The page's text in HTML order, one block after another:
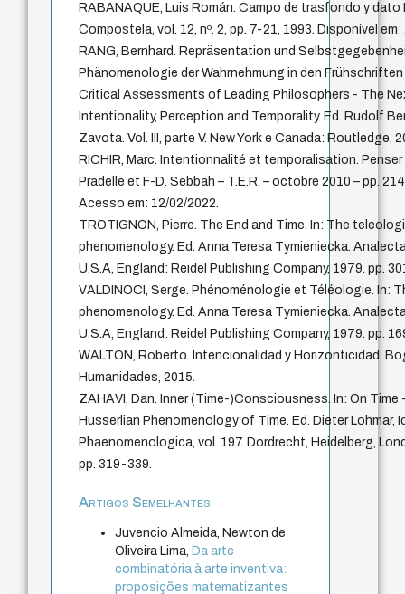
RABANAQUE, Luis Román. Campo de trasfondo y
Compostela, vol. 12, nº. 2, pp. 7-21, 1993. Disponível
RANG, Bernhard. Repräsentation und
Phänomenologie der Wahrnehmung in den
Critical Assessments of Leading Philosophers - The
Intentionality, Perception and Temporality. Ed. Rudolf
Zavota. Vol. III, parte V. New York e Canada: Routledge,
RICHIR, Marc. Intentionnalité et temporalisation. Penser
Pradelle et F-D. Sebbah – T.E.R. – octobre 2010 – pp.
Acesso em: 12/02/2022.
TROTIGNON, Pierre. The End and Time. In: The
phenomenology. Ed. Anna Teresa Tymieniecka.
U.S.A, England: Reidel Publishing Company, 1979. pp.
VALDINOCI, Serge. Phénoménologie et Téléologie. In:
phenomenology. Ed. Anna Teresa Tymieniecka.
U.S.A, England: Reidel Publishing Company, 1979. pp.
WALTON, Roberto. Intencionalidad y Horizonticidad.
Humanidades, 2015.
ZAHAVI, Dan. Inner (Time-)Consciousness. In: On
Husserlian Phenomenology of Time. Ed. Dieter Lohmar,
Phaenomenologica, vol. 197. Dordrecht, Heidelberg,
pp. 319-339.
Artigos Semelhantes
Juvencio Almeida, Newton de
Oliveira Lima, Da arte
combinatória à arte inventiva:
proposições matematizantes